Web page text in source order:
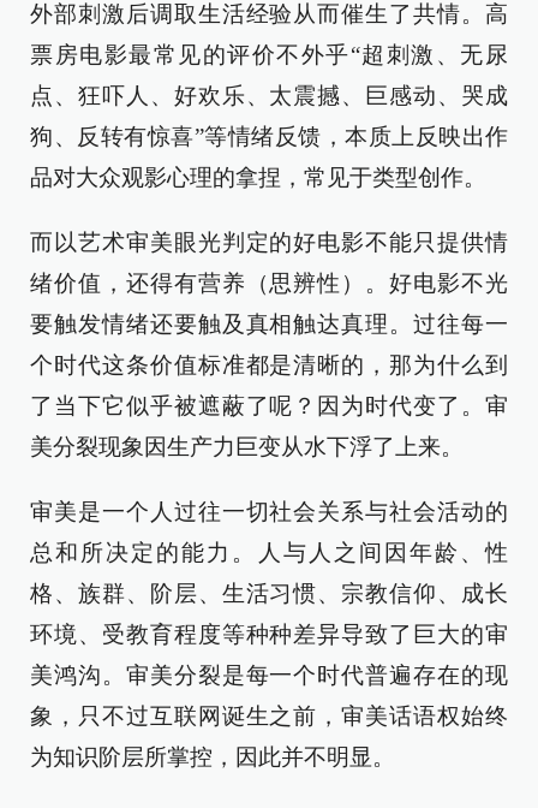
外部刺激后调取生活经验从而催生了共情。高
票房电影最常见的评价不外乎“超刺激、无尿
点、狂吓人、好欢乐、太震撼、巨感动、哭成
狗、反转有惊喜”等情绪反馈，本质上反映出作
品对大众观影心理的拿捏，常见于类型创作。
而以艺术审美眼光判定的好电影不能只提供情
绪价值，还得有营养（思辨性）。好电影不光
要触发情绪还要触及真相触达真理。过往每一
个时代这条价值标准都是清晰的，那为什么到
了当下它似乎被遮蔽了呢？因为时代变了。审
美分裂现象因生产力巨变从水下浮了上来。
审美是一个人过往一切社会关系与社会活动的
总和所决定的能力。人与人之间因年龄、性
格、族群、阶层、生活习惯、宗教信仰、成长
环境、受教育程度等种种差异导致了巨大的审
美鸿沟。审美分裂是每一个时代普遍存在的现
象，只不过互联网诞生之前，审美话语权始终
为知识阶层所掌控，因此并不明显。